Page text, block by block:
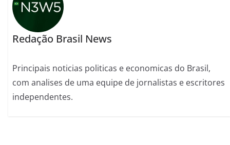
Redação Brasil News
Principais noticias politicas e economicas do Brasil,
com analises de uma equipe de jornalistas e escritores
independentes.